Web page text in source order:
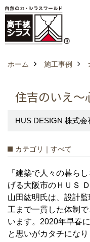
ホーム 施工事例
住吉のいえ～
HUS DESIGN 株式会
カテゴリ｜すべて
「建築で人々の暮ら
げる大阪市のＨＵＳ
山田紘明氏は、設計
工まで一貫した体制
います。2020年早春
と思いがカタチになり